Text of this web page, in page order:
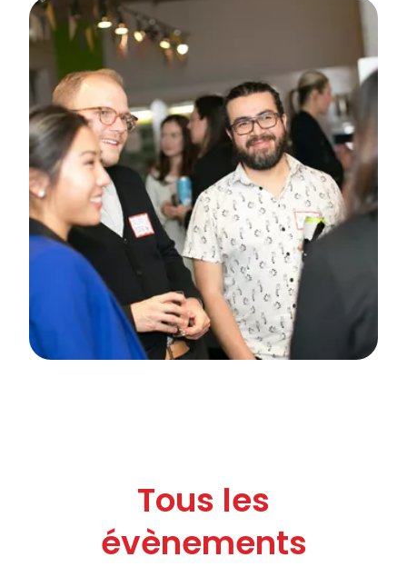
English
Tous les
évènements